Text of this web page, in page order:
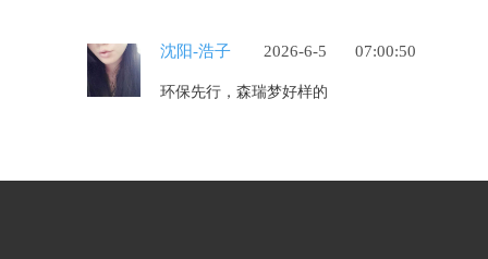
沈阳-浩子 2026-6-5 07:00:50
环保先行，森瑞梦好样的